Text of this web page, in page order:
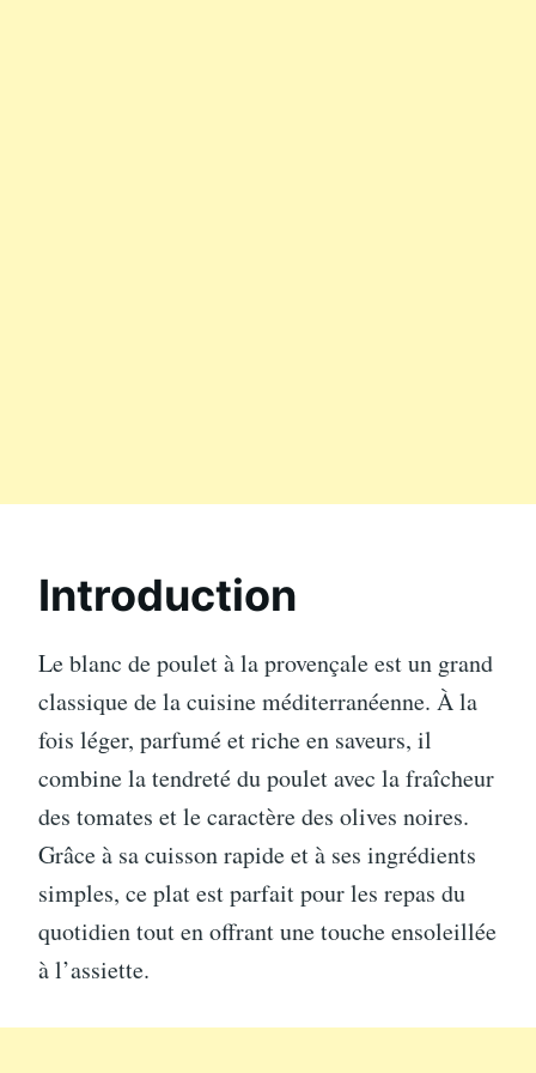
Introduction
Le blanc de poulet à la provençale est un grand
classique de la cuisine méditerranéenne. À la
fois léger, parfumé et riche en saveurs, il
combine la tendreté du poulet avec la fraîcheur
des tomates et le caractère des olives noires.
Grâce à sa cuisson rapide et à ses ingrédients
simples, ce plat est parfait pour les repas du
quotidien tout en offrant une touche ensoleillée
à l’assiette.